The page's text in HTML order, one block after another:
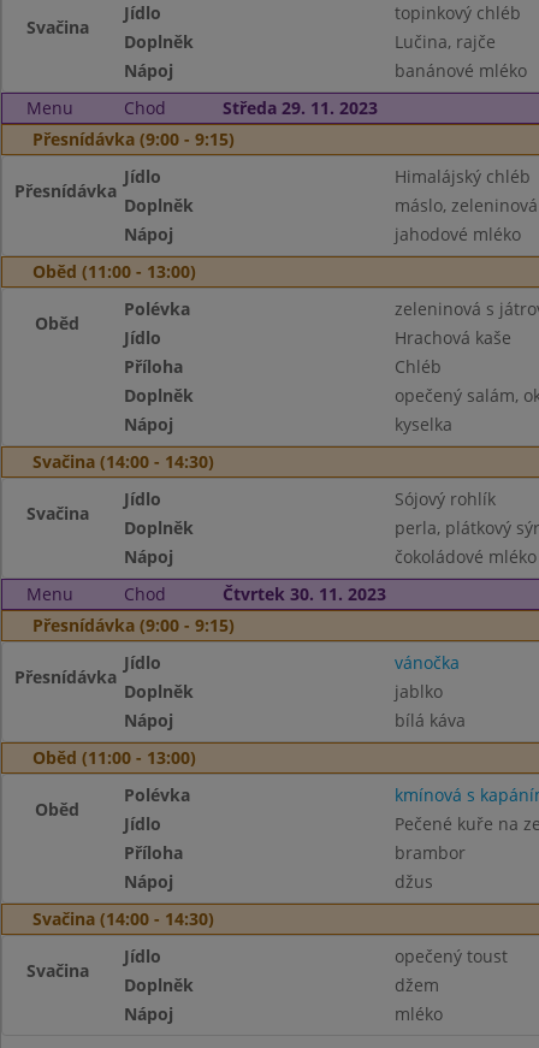
Svačina
Jídlo
topinkový chléb
Doplněk
Lučina, rajče
Nápoj
banánové mléko
Menu
Chod
Středa 29. 11. 2023
Přesnídávka (9:00 - 9:15)
Přesnídávka
Jídlo
Himalájský chléb
Doplněk
máslo,
Nápoj
jahodové mléko
Oběd (11:00 - 13:00)
Oběd
Polévka
zeleninová s
Jídlo
Hrachová kaše
Příloha
Chléb
Doplněk
opečený salám,
Nápoj
kyselka
Svačina (14:00 - 14:30)
Svačina
Jídlo
Sójový rohlík
Doplněk
perla, plátkový
Nápoj
čokoládové mléko
Menu
Chod
Čtvrtek 30. 11. 2023
Přesnídávka (9:00 - 9:15)
Přesnídávka
Jídlo
vánočka
Doplněk
jablko
Nápoj
bílá káva
Oběd (11:00 - 13:00)
Oběd
Polévka
kmínová s
Jídlo
Pečené kuře na
Příloha
brambor
Nápoj
džus
Svačina (14:00 - 14:30)
Svačina
Jídlo
opečený toust
Doplněk
džem
Nápoj
mléko